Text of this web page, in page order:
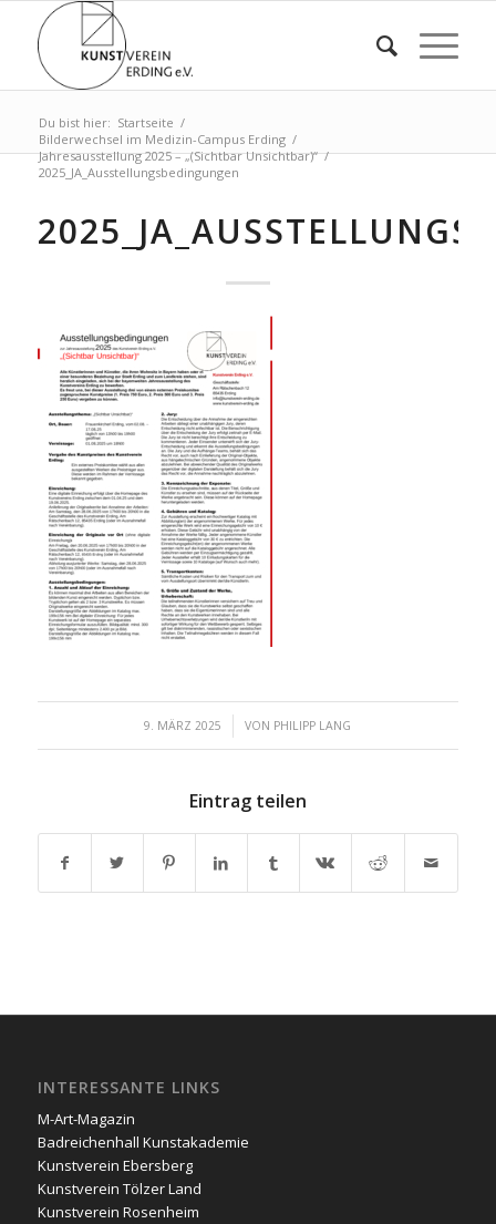
Du bist hier: Startseite /
Bilderwechsel im Medizin-Campus Erding /
Jahresausstellung 2025 – „(Sichtbar Unsichtbar)“ /
2025_JA_Ausstellungsbedingungen
9. MÄRZ 2025
/ VON PHILIPP LANG
Eintrag teilen
INTERESSANTE LINKS
M-Art-Magazin
Badreichenhall Kunstakademie
Kunstverein Ebersberg
Kunstverein Tölzer Land
Kunstverein Rosenheim